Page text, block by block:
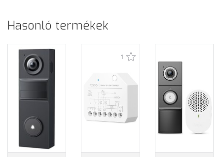
Hasonló termékek
1